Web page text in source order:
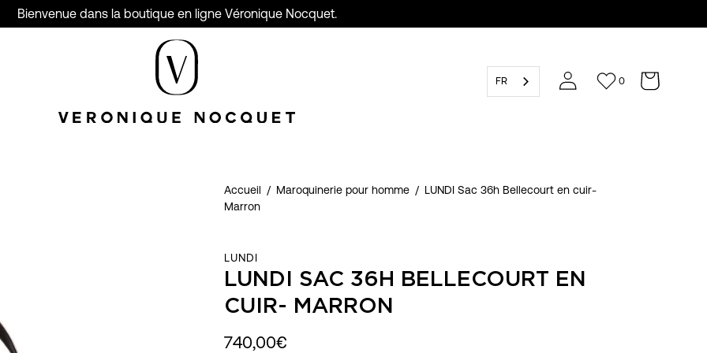
Bienvenue dans la boutique en ligne Véronique Nocquet.
FR 0
Accueil / Maroquinerie pour homme / LUNDI Sac 36h Bellecourt en cuir-
Marron
LUNDI
LUNDI SAC 36H BELLECOURT EN
CUIR- MARRON
740,00€